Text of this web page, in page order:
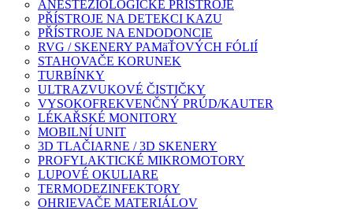
ANESTEZIOLOGICKÉ PŘÍSTROJE
PŘÍSTROJE NA DETEKCI KAZU
PŘÍSTROJE NA ENDODONCIE
RVG / SKENERY PAMäŤOVÝCH FÓLIÍ
STAHOVAČE KORUNEK
TURBÍNKY
ULTRAZVUKOVÉ ČISTIČKY
VYSOKOFREKVENČNÝ PRÚD/KAUTER
LÉKAŘSKÉ MONITORY
MOBILNÍ UNIT
3D TLAČIARNE / 3D SKENERY
PROFYLAKTICKÉ MIKROMOTORY
LUPOVÉ OKULIARE
TERMODEZINFEKTORY
OHRIEVAČE MATERIÁLOV